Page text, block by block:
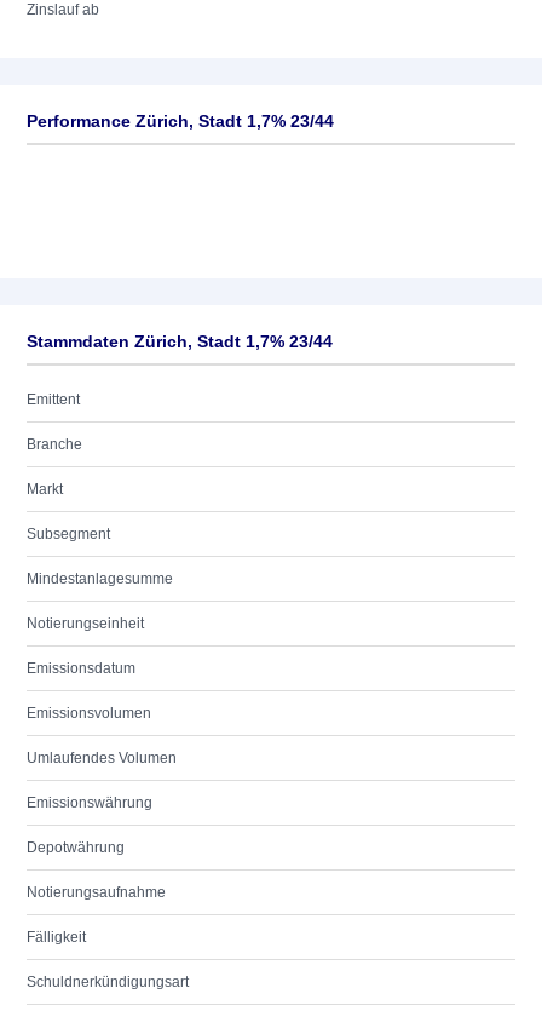
Zinslauf ab
Performance Zürich, Stadt 1,7% 23/44
Stammdaten Zürich, Stadt 1,7% 23/44
Emittent
Branche
Markt
Subsegment
Mindestanlagesumme
Notierungseinheit
Emissionsdatum
Emissionsvolumen
Umlaufendes Volumen
Emissionswährung
Depotwährung
Notierungsaufnahme
Fälligkeit
Schuldnerkündigungsart